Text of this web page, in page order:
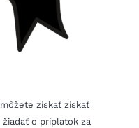
získať získať
o príplatok za